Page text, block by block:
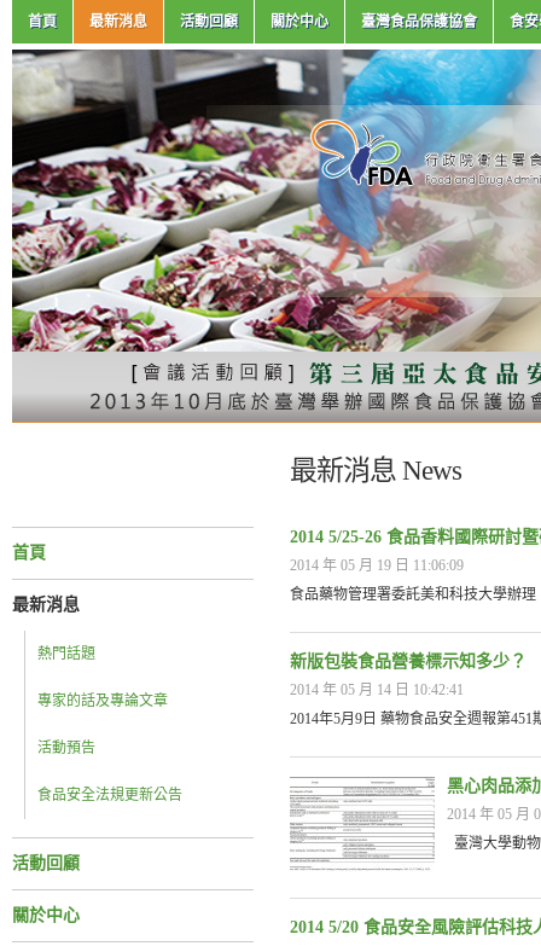
首頁 最新消息 活動回顧 關於中心 臺灣食品保護協會 食
最新消息 News
首頁
最新消息
熱門話題
專家的話及專論文章
活動預告
食品安全法規更新公告
活動回顧
關於中心
2014 5/25-26 食品香料國際研討
2014 年 05 月 19 日 11:06:09
食品藥物管理署委託美和科技大學辦
新版包裝食品營養標示知多少？
2014 年 05 月 14 日 10:42:41
2014年5月9日 藥物食品安全週報第
黑心肉品添
2014 年 05 月
臺灣大學動
2014 5/20 食品安全風險評估科